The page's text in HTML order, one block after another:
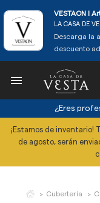
VESTAON l
LA CASA DE
Descarga la
descuento

¿Eres
¡Estamos de inventario!
de agosto, serán
Cubertería